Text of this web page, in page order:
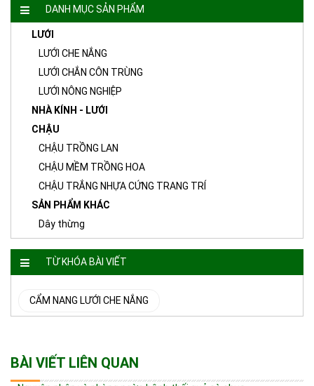
DANH MỤC SẢN PHẨM
LƯỚI
LƯỚI CHE NẮNG
LƯỚI CHẮN CÔN TRÙNG
LƯỚI NÔNG NGHIỆP
NHÀ KÍNH - LƯỚI
CHẬU
CHẬU TRỒNG LAN
CHẬU MỀM TRỒNG HOA
CHẬU TRẮNG NHỰA CỨNG TRANG TRÍ
SẢN PHẨM KHÁC
Dây thừng
TỪ KHÓA BÀI VIẾT
CẨM NANG LƯỚI CHE NẮNG
BÀI VIẾT LIÊN QUAN